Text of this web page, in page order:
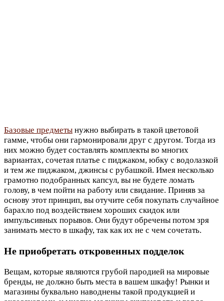
Базовые предметы нужно выбирать в такой цветовой
гамме, чтобы они гармонировали друг с другом. Тогда из
них можно будет составлять комплекты во многих
вариантах, сочетая платье с пиджаком, юбку с водолазкой
и тем же пиджаком, джинсы с рубашкой. Имея несколько
грамотно подобранных капсул, вы не будете ломать
голову, в чем пойти на работу или свидание. Приняв за
основу этот принцип, вы отучите себя покупать случайное
барахло под воздействием хороших скидок или
импульсивных порывов. Они будут обречены потом зря
занимать место в шкафу, так как их не с чем сочетать.
Не приобретать откровенных подделок
Вещам, которые являются грубой пародией на мировые
бренды, не должно быть места в вашем шкафу! Рынки и
магазины буквально наводнены такой продукцией и